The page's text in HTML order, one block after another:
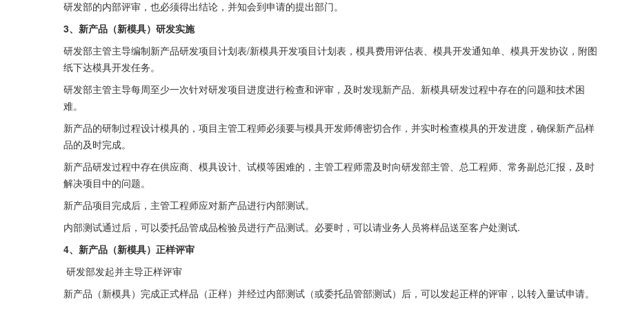
研发部的内部评审，也必须得出结论，并知会到申请的提出部门。
3、新产品（新模具）研发实施
研发部主管主导编制新产品研发项目计划表/新模具开发项目计划表，模具费用评估表、模具开发通知单、模具开发协议，附图
纸下达模具开发任务。
研发部主管主导每周至少一次针对研发项目进度进行检查和评审，及时发现新产品、新模具研发过程中存在的问题和技术困
难。
新产品的研制过程设计模具的，项目主管工程师必须要与模具开发师傅密切合作，并实时检查模具的开发进度，确保新产品样
品的及时完成。
新产品研发过程中存在供应商、模具设计、试模等困难的，主管工程师需及时向研发部主管、总工程师、常务副总汇报，及时
解决项目中的问题。
新产品项目完成后，主管工程师应对新产品进行内部测试。
内部测试通过后，可以委托品管成品检验员进行产品测试。必要时，可以请业务人员将样品送至客户处测试.
4、新产品（新模具）正样评审
研发部发起并主导正样评审
新产品（新模具）完成正式样品（正样）并经过内部测试（或委托品管部测试）后，可以发起正样的评审，以转入量试申请。